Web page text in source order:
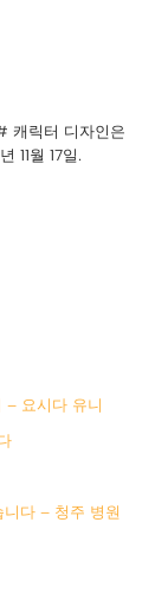
캐릭터 디자인은
11월 17일.
– 요시다 유니
다 – 청주 병원